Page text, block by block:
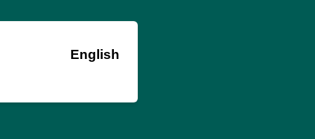
English